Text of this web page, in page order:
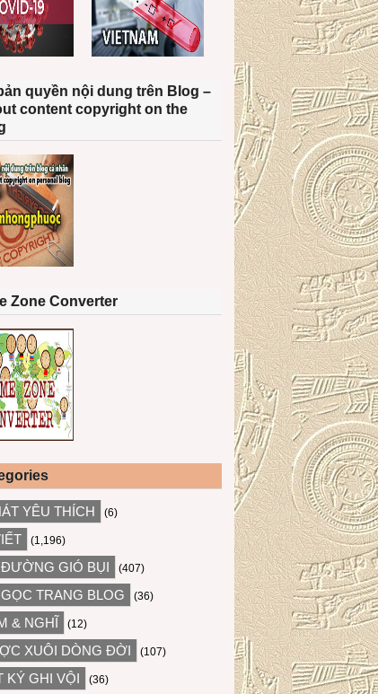
quyền nội dung trên Blog –
content copyright on the
Zone Converter
YÊU THÍCH (6)
(1,196)
GIÓ BỤI (407)
TRANG BLOG (36)
& NGHĨ (12)
XUÔI DÒNG ĐỜI (107)
KÝ GHI VỘI (36)